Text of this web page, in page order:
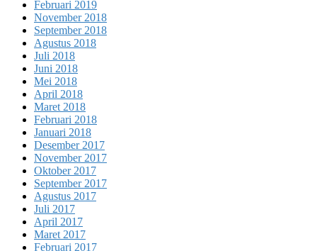
Februari 2019
November 2018
September 2018
Agustus 2018
Juli 2018
Juni 2018
Mei 2018
April 2018
Maret 2018
Februari 2018
Januari 2018
Desember 2017
November 2017
Oktober 2017
September 2017
Agustus 2017
Juli 2017
April 2017
Maret 2017
Februari 2017